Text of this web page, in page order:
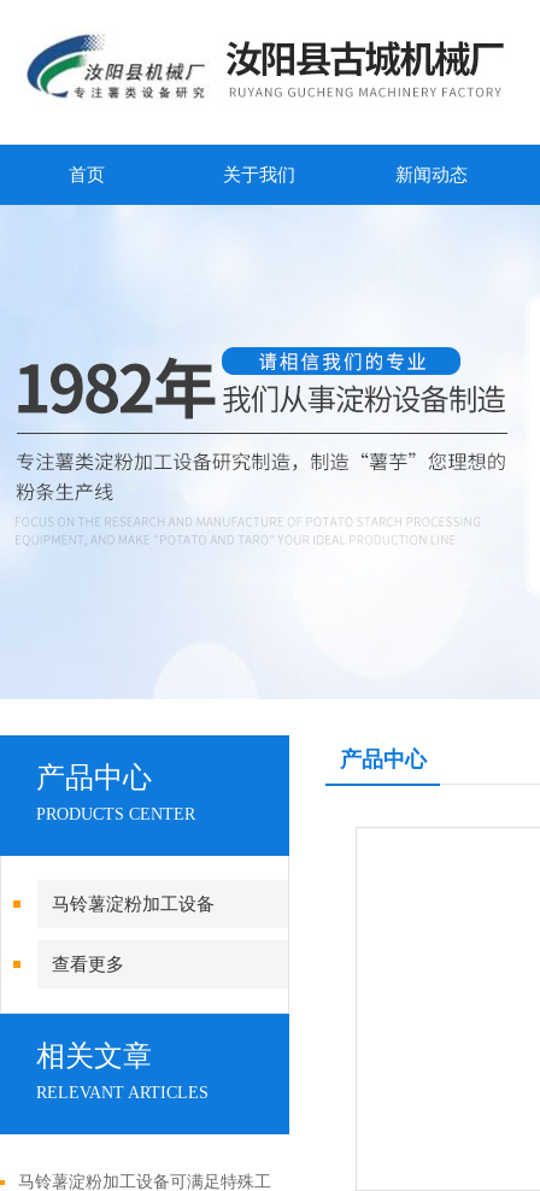
首页 关于我们 新闻动态
产品中心
PRODUCTS CENTER
马铃薯淀粉加工设备
查看更多
相关文章
RELEVANT ARTICLES
马铃薯淀粉加工设备可满足特殊工
产品中心